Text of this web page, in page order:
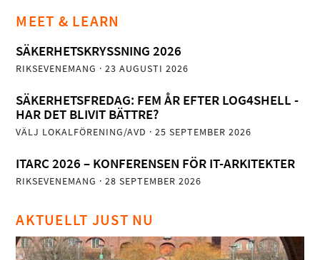
MEET & LEARN
SÄKERHETSKRYSSNING 2026
RIKSEVENEMANG · 23 AUGUSTI 2026
SÄKERHETSFREDAG: FEM ÅR EFTER LOG4SHELL -
HAR DET BLIVIT BÄTTRE?
VÄLJ LOKALFÖRENING/AVD · 25 SEPTEMBER 2026
ITARC 2026 – KONFERENSEN FÖR IT-ARKITEKTER
RIKSEVENEMANG · 28 SEPTEMBER 2026
AKTUELLT JUST NU